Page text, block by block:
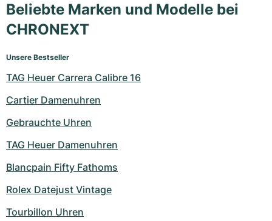
Beliebte Marken und Modelle bei
CHRONEXT
Unsere Bestseller
TAG Heuer Carrera Calibre 16
Cartier Damenuhren
Gebrauchte Uhren
TAG Heuer Damenuhren
Blancpain Fifty Fathoms
Rolex Datejust Vintage
Tourbillon Uhren